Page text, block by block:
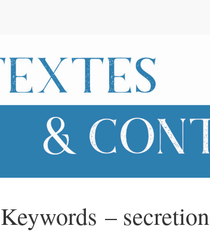
Keywords – secretion